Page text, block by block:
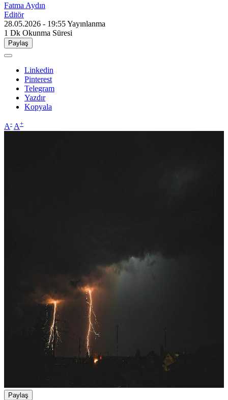
Fatma Aydın
Editör
28.05.2026 - 19:55Yayınlanma
1 Dk Okunma Süresi
Paylaş
Linkedin
Pinterest
Telegram
Yazdır
Kopyala
A- A+
Paylaş